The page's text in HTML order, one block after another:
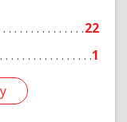
22
1